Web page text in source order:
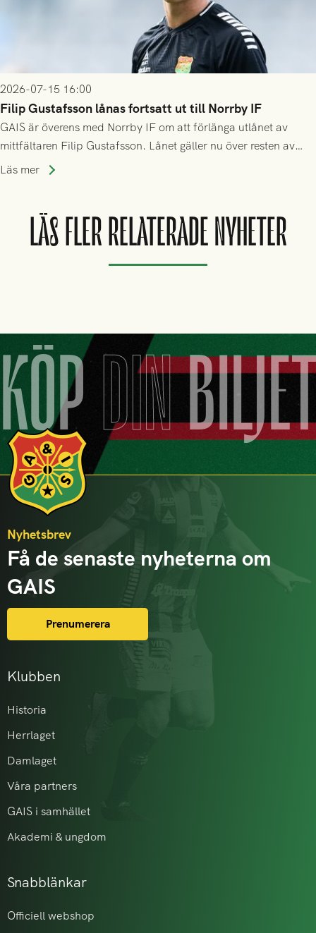
2026-07-15 16:00
Filip Gustafsson lånas fortsatt ut till Norrby IF
GAIS är överens med Norrby IF om att förlänga utlånet av
mittfältaren Filip Gustafsson. Lånet gäller nu över resten av
säsongen 2026.
Läs mer
LÄS FLER RELATERADE NYHETER
KÖPDIN
Klubben
Historia
Herrlaget
Damlaget
Våra partners
GAIS i samhället
Akademi & ungdom
Snabblänkar
Officiell webshop
Nyhetsbrev
Få de senaste nyheterna om
GAIS
Prenumerera